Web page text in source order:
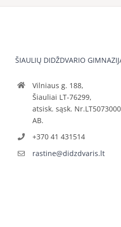
ŠIAULIŲ DIDŽDVARIO
Vilniaus g. 188,
Šiauliai LT-76299,
atsisk. sąsk.
AB.
+370 41 431514
rastine@didzdvaris.lt